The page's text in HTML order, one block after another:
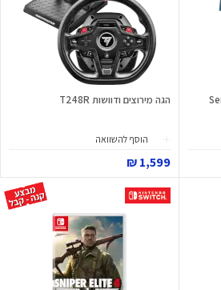
הגה מירוצים ודוושות T248R
הוסף להשוואה
1,599 ₪